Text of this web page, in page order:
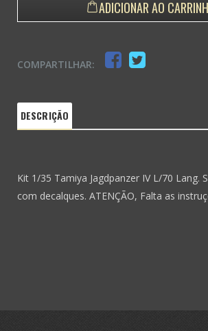
ADICIONAR AO
COMPARTILHAR:
DESCRIÇÃO
Kit 1/35 Tamiya Jagdpanzer IV L/70 Lang.
com decalques. ATENÇÃO, Falta as